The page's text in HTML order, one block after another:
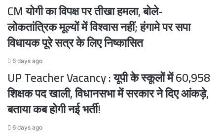
CM योगी का विपक्ष पर तीखा हमला, बोले-
लोकतांत्रिक मूल्यों में विश्वास नहीं; हंगामे पर सपा
विधायक पूरे सत्र के लिए निष्कासित
6 days ago
UP Teacher Vacancy : यूपी के स्कूलों में 60,958
शिक्षक पद खाली, विधानसभा में सरकार ने दिए आंकड़े,
बताया कब होगी नई भर्ती!
6 days ago